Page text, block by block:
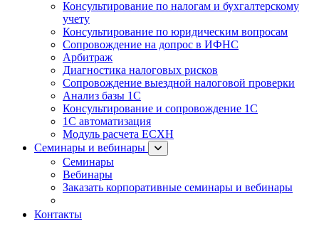
Консультирование по налогам и бухгалтерскому
учету
Консультирование по юридическим вопросам
Сопровождение на допрос в ИФНС
Арбитраж
Диагностика налоговых рисков
Сопровождение выездной налоговой проверки
Анализ базы 1С
Консультирование и сопровождение 1С
1С автоматизация
Модуль расчета ЕСХН
Семинары и вебинары
Семинары
Вебинары
Заказать корпоративные семинары и вебинары
Контакты